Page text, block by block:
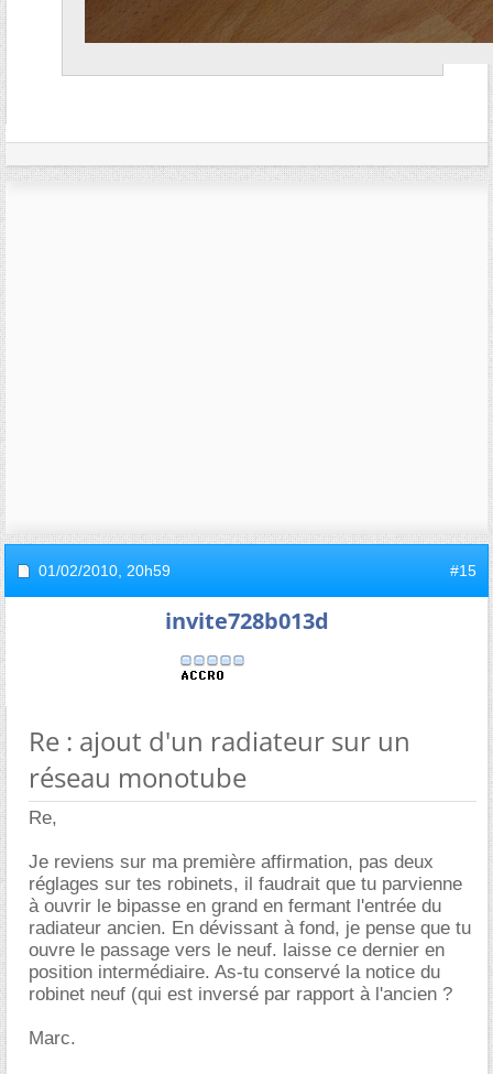
01/02/2010, 20h59 #15
invite728b013d
Re : ajout d'un radiateur sur un
réseau monotube
Re,
Je reviens sur ma première affirmation, pas deux
réglages sur tes robinets, il faudrait que tu parvienne
à ouvrir le bipasse en grand en fermant l'entrée du
radiateur ancien. En dévissant à fond, je pense que tu
ouvre le passage vers le neuf. laisse ce dernier en
position intermédiaire. As-tu conservé la notice du
robinet neuf (qui est inversé par rapport à l'ancien ?
Marc.